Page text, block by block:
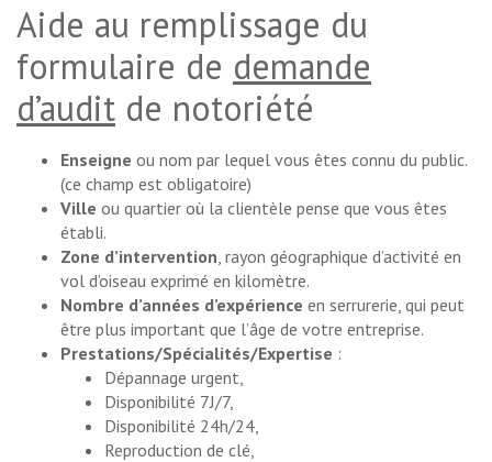
Aide au remplissage du
formulaire de demande
d’audit de notoriété
Enseigne ou nom par lequel vous êtes connu du public.
(ce champ est obligatoire)
Ville ou quartier où la clientèle pense que vous êtes
établi.
Zone d’intervention, rayon géographique d’activité en
vol d’oiseau exprimé en kilomètre.
Nombre d’années d’expérience en serrurerie, qui peut
être plus important que l’âge de votre entreprise.
Prestations/Spécialités/Expertise :
Dépannage urgent,
Disponibilité 7J/7,
Disponibilité 24h/24,
Reproduction de clé,